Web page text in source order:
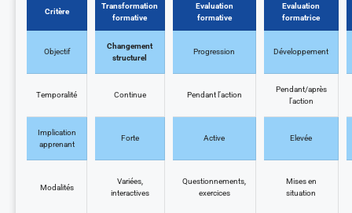
Critère
Transformation
formative
Evaluation
formative
Evaluation
formatrice
Objectif
Changement
structurel
Progression Développement
Temporalité Continue Pendant l’action
Pendant/après
l’action
Implication
apprenant
Forte Active Elevée
Modalités
Variées,
interactives
Questionnements,
exercices
Mises en
situation